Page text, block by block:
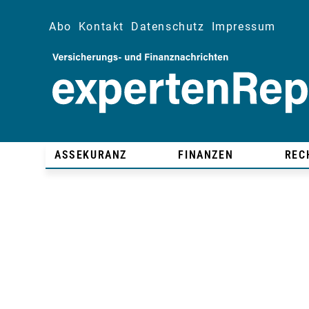
Abo Kontakt Datenschutz Impressum
ASSEKURANZ FINANZEN